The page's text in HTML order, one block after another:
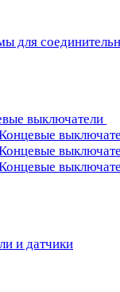
для
выключатели
и датчики